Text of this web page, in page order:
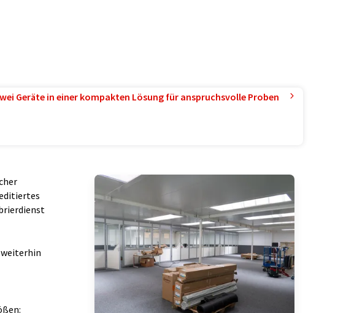
Geräte in einer kompakten Lösung für anspruchsvolle Proben
weiterhin